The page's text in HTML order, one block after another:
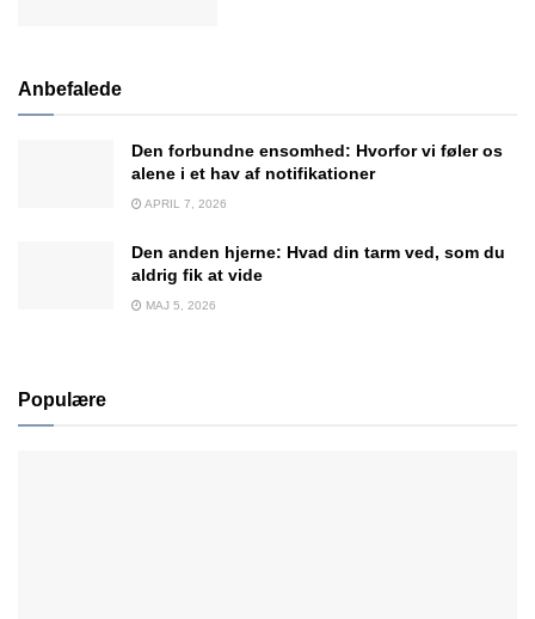
Anbefalede
Den forbundne ensomhed: Hvorfor vi føler os
alene i et hav af notifikationer
APRIL 7, 2026
Den anden hjerne: Hvad din tarm ved, som du
aldrig fik at vide
MAJ 5, 2026
Populære